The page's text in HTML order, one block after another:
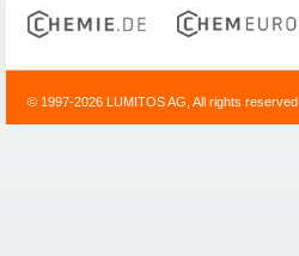
© 1997-2026 LUMITOS AG, All rights reserved